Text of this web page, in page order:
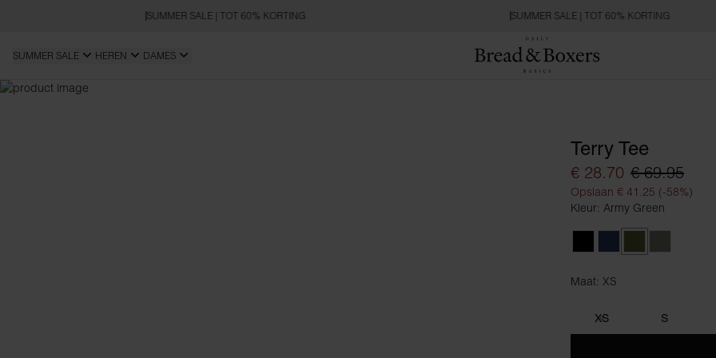
SUMMER SALE | TOT 60% KORTING SUMMER SALE | TOT 60% KORTING
SUMMER SALE HEREN DAMES
REGULAR FIT
Terry Tee
€ 28.70 € 69.95
Opslaan € 41.25 (-58%)
Kleur: Army Green
Maat: XS
XS S